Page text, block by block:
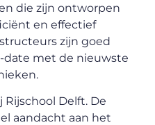
die zijn ontworpen
en effectief
zijn goed
met de nieuwste
Delft. De
aandacht aan het